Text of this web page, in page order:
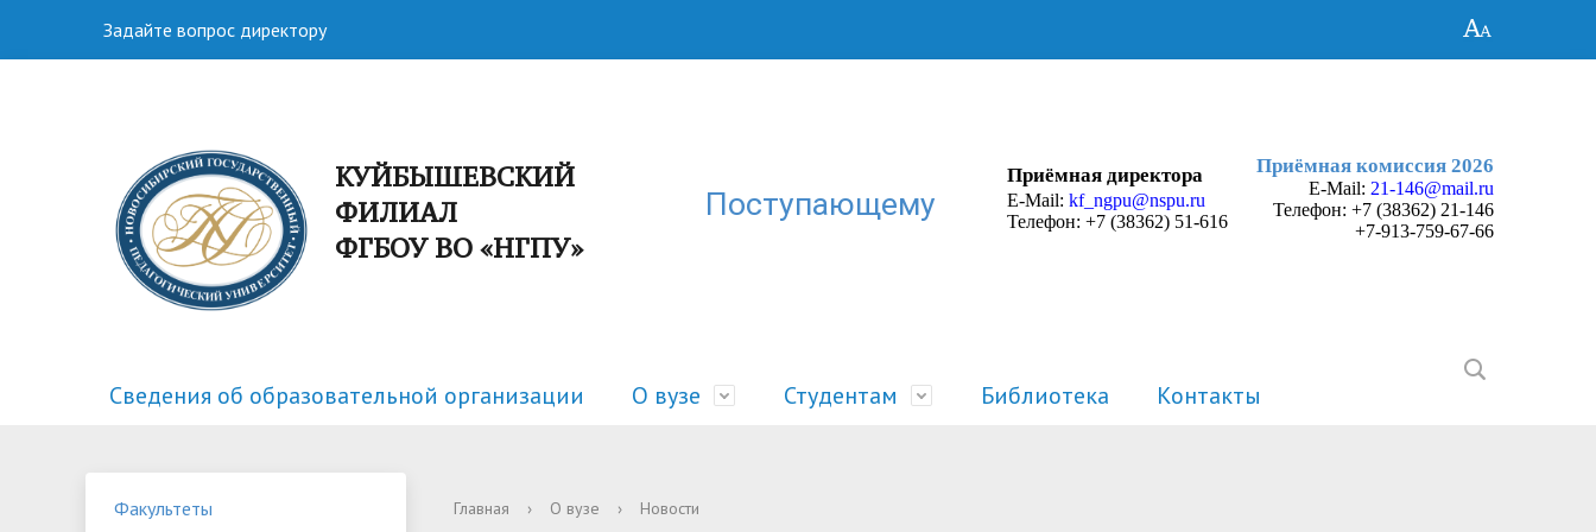
Задайте вопрос директору
КУЙБЫШЕВСКИЙ
ФИЛИАЛ
ФГБОУ ВО «НГПУ»
Поступающему
Приёмная директора
E-Mail: kf_ngpu@nspu.ru
Телефон: +7 (38362) 51-616
Приёмная комиссия 2026
E-Mail: 21-146@mail.ru
Телефон: +7 (38362) 21-146
+7-913-759-67-66
Сведения об образовательной организации О вузе
Факультеты Структура
Студентам
Спортивная жизнь Научная жизнь
Библиотека Контакты
Факультеты
Главная › О вузе › Новости